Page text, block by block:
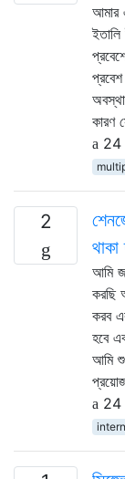
আমার
প্রবেশ
কারণ
24
2
আমি
করছি
করব
হবে
আমি
24